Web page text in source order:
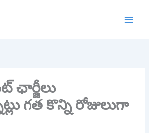
ఛార్జీలు
గ‌త కొన్ని రోజులుగా